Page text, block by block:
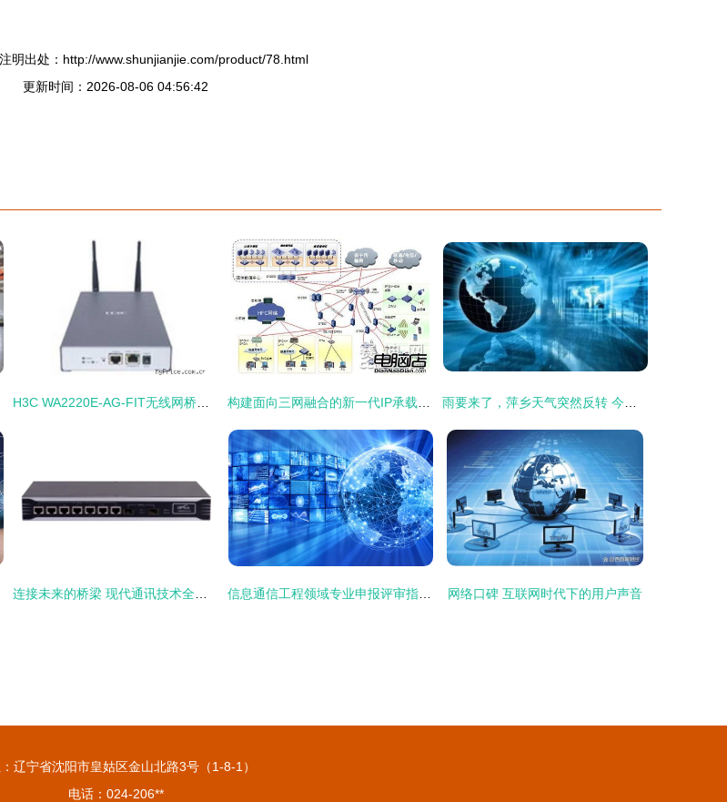
明出处：http://www.shunjianjie.com/product/78.html
更新时间：2026-08-06 04:56:42
网络口碑 互联网时代下的用户声音
辽宁省沈阳市皇姑区金山北路3号（1-8-1）
电话：024-206**